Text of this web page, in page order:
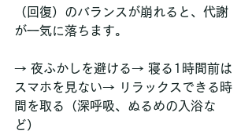
（回復）のバランスが崩れると、代謝
が一気に落ちます。
→ 夜ふかしを避ける→ 寝る1時間前は
スマホを見ない→ リラックスできる時
間を取る（深呼吸、ぬるめの入浴な
ど）